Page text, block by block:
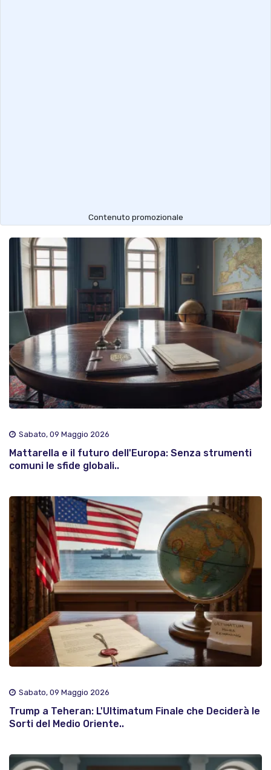
Contenuto promozionale
Sabato, 09 Maggio 2026
Mattarella e il futuro dell'Europa: Senza strumenti
comuni le sfide globali..
Sabato, 09 Maggio 2026
Trump a Teheran: L'Ultimatum Finale che Deciderà le
Sorti del Medio Oriente..